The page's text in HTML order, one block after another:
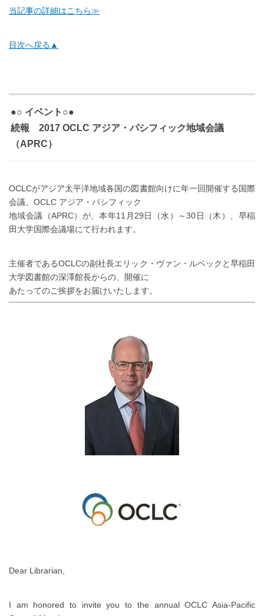
当記事の詳細はこちら≫
目次へ戻る▲
●○ イベント○●
続報 2017 OCLC アジア・パシフィック地域会議
（APRC）
OCLCがアジア太平洋地域各国の図書館向けに年一回開催する国際
会議、OCLC アジア・パシフィック
地域会議（APRC）が、本年11月29日（水）～30日（木）、早稲
田大学国際会議場にて行われます。
主催者であるOCLCの副社長エリック・ヴァン・ルベックと早稲田
大学図書館の深澤館長からの、開催に
あたってのご挨拶をお届けいたします。
Dear Librarian,
I am honored to invite you to the annual OCLC Asia-Pacific